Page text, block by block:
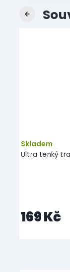
Previous
Ultra tenký
Skladem
169 Kč